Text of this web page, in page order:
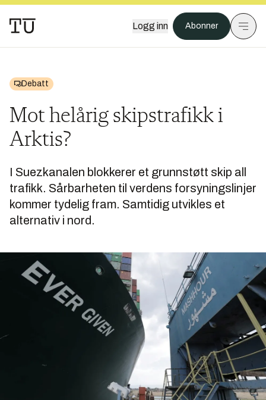
Logg inn Abonner
Debatt
Mot helårig skipstrafikk i
Arktis?
I Suezkanalen blokkerer et grunnstøtt skip all
trafikk. Sårbarheten til verdens forsyningslinjer
kommer tydelig fram. Samtidig utvikles et
alternativ i nord.